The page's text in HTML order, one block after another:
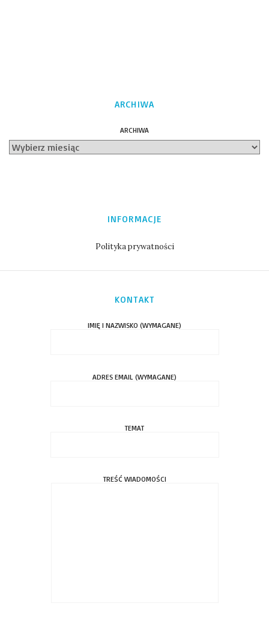
ARCHIWA
ARCHIWA
INFORMACJE
Polityka prywatności
KONTAKT
IMIĘ I NAZWISKO (WYMAGANE)
ADRES EMAIL (WYMAGANE)
TEMAT
TREŚĆ WIADOMOŚCI